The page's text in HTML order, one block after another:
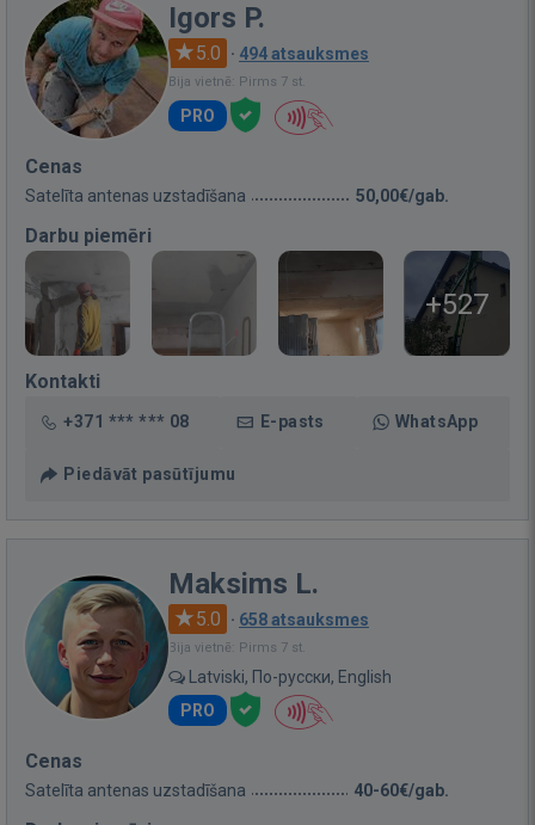
Igors P.
5.0 · 494 atsauksmes
Bija vietnē: Pirms 7 st.
PRO
Cenas
Satelīta antenas uzstadīšana 50,00€/gab.
Darbu piemēri
+527
Kontakti
+371 *** *** 08 E-pasts WhatsApp
Piedāvāt pasūtījumu
Maksims L.
5.0 · 658 atsauksmes
Bija vietnē: Pirms 7 st.
Latviski, По-русски, English
PRO
Cenas
Satelīta antenas uzstadīšana 40-60€/gab.